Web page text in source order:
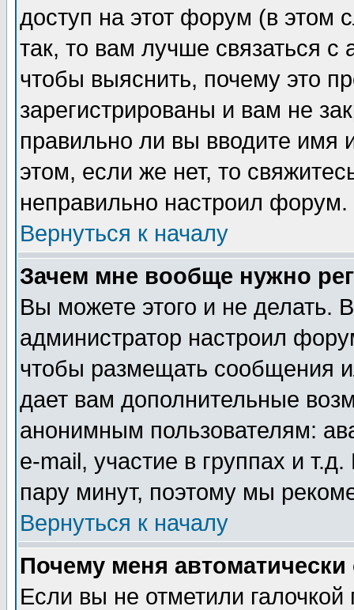
доступ на этот форум (в этом
так, то вам лучше связаться
чтобы выяснить, почему это
зарегистрированы и вам не
правильно ли вы вводите
этом, если же нет, то
неправильно настроил форум.
Вернуться к началу
Зачем мне вообще нужно
Вы можете этого и не делать.
администратор настроил
чтобы размещать сообщения
дает вам дополнительные
анонимным пользователям:
e-mail, участие в группах и
пару минут, поэтому мы
Вернуться к началу
Почему меня автоматически
Если вы не отметили галочкой